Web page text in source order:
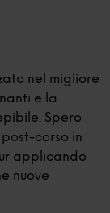
nel migliore
e la
Spero
corso in
applicando
nuove